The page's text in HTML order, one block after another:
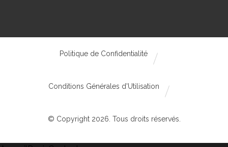
Politique de Confidentialité
Conditions Générales d'Utilisation
© Copyright 2026. Tous droits réservés.